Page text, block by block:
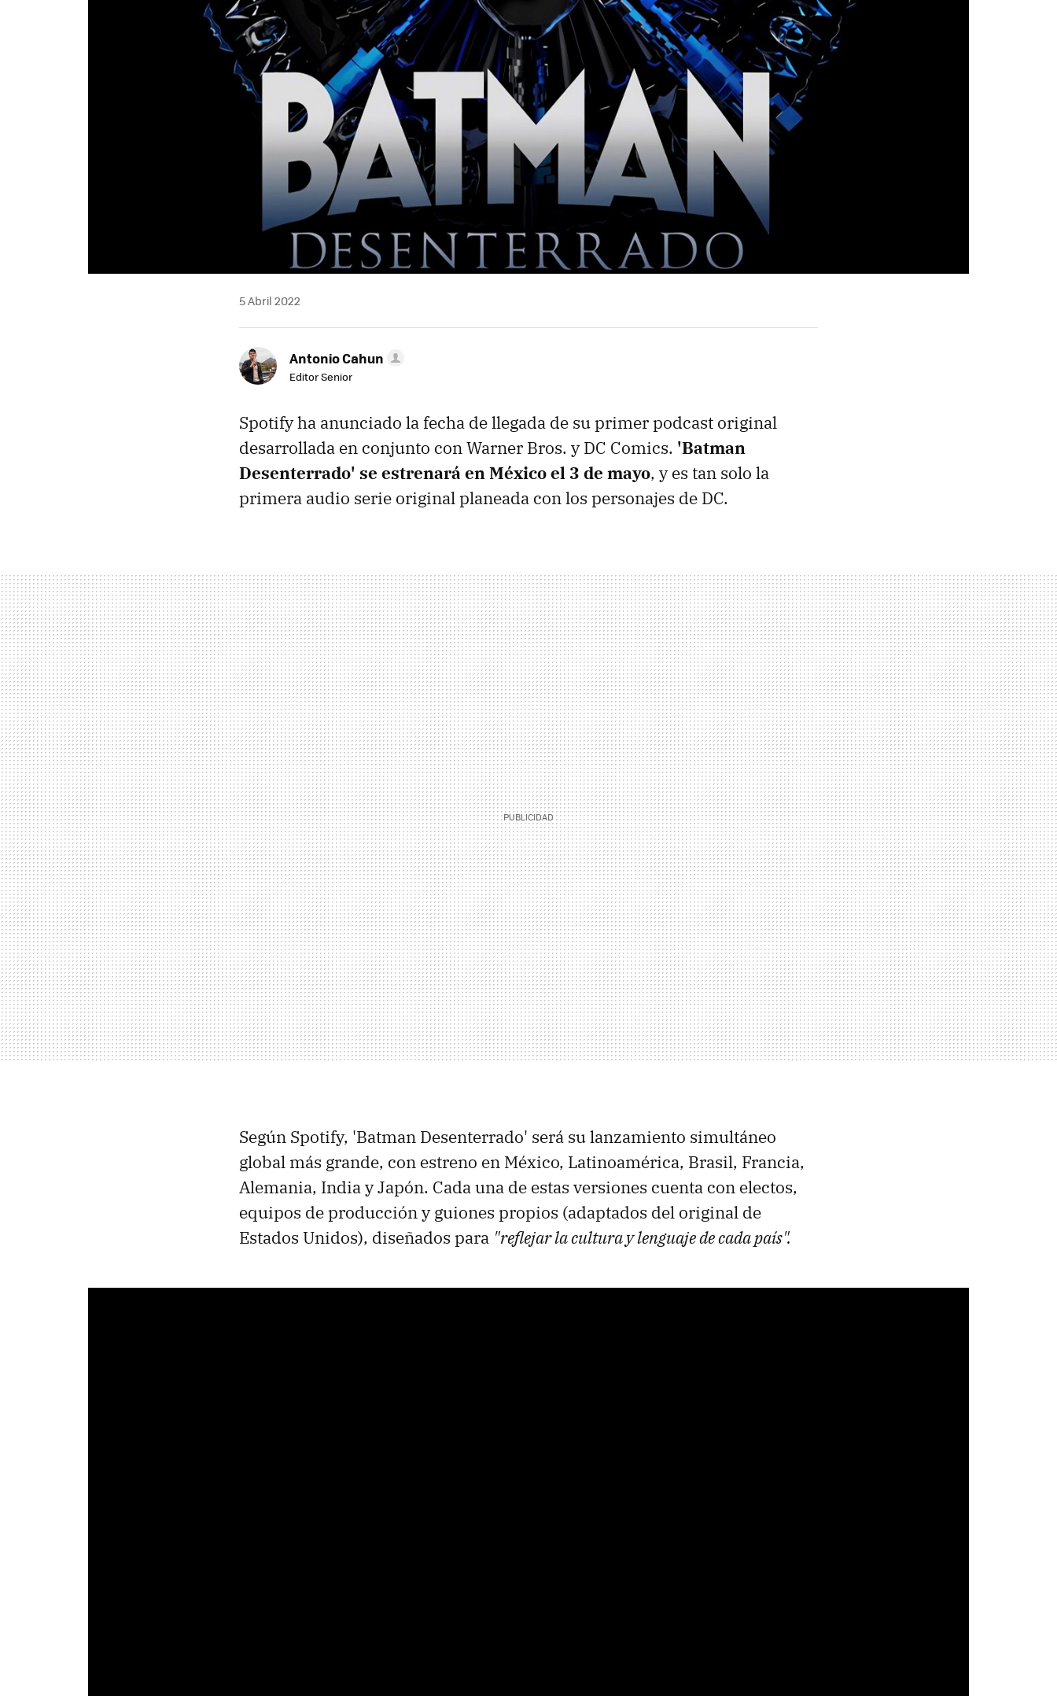
5 Abril 2022
Antonio Cahun
Editor Senior
Spotify ha anunciado la fecha de llegada de su primer podcast original
desarrollada en conjunto con Warner Bros. y DC Comics. 'Batman
Desenterrado' se estrenará en México el 3 de mayo, y es tan solo la
primera audio serie original planeada con los personajes de DC.
Según Spotify, 'Batman Desenterrado' será su lanzamiento simultáneo
global más grande, con estreno en México, Latinoamérica, Brasil, Francia,
Alemania, India y Japón. Cada una de estas versiones cuenta con electos,
equipos de producción y guiones propios (adaptados del original de
Estados Unidos), diseñados para "reflejar la cultura y lenguaje de cada país".